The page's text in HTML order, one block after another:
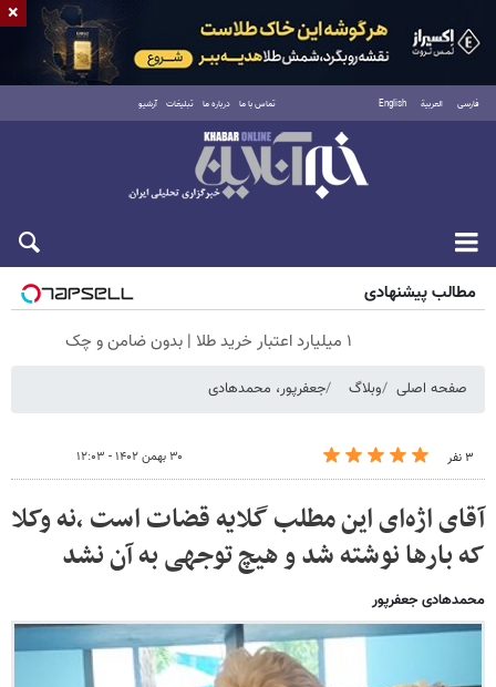
فارسی العربية English تماس با ما درباره ما تبلیغات آرشیو
شنبه ۱۷ مرداد ۱۴۰۵
مطالب پیشنهادی
۱ میلیارد اعتبار خرید طلا | بدون ضامن و چک
صفحه اصلی وبلاگ جعفرپور، محمدهادی
۳ نفر ۳۰ بهمن ۱۴۰۲ - ۱۲:۰۳
آقای اژه‌ای این مطلب گلایه قضات‌ است ،نه وکلا
که بارها نوشته شد و هیچ توجهی به آن نشد
محمدهادی جعفرپور
×